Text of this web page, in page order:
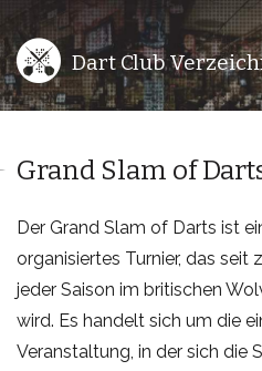
Dart Club
Grand Slam of
Der Grand Slam of Darts ist
organisiertes Turnier, das seit
jeder Saison im britischen
wird. Es handelt sich um die
Veranstaltung, in der sich die